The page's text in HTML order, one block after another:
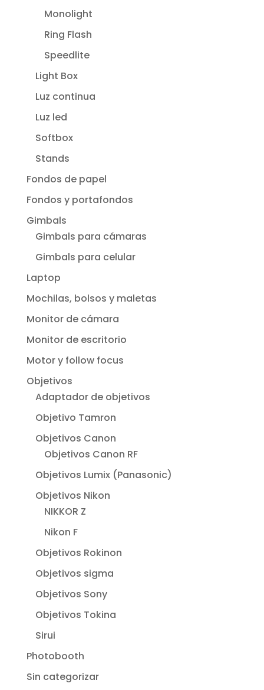
Monolight
Ring Flash
Speedlite
Light Box
Luz continua
Luz led
Softbox
Stands
Fondos de papel
Fondos y portafondos
Gimbals
Gimbals para cámaras
Gimbals para celular
Laptop
Mochilas, bolsos y maletas
Monitor de cámara
Monitor de escritorio
Motor y follow focus
Objetivos
Adaptador de objetivos
Objetivo Tamron
Objetivos Canon
Objetivos Canon RF
Objetivos Lumix (Panasonic)
Objetivos Nikon
NIKKOR Z
Nikon F
Objetivos Rokinon
Objetivos sigma
Objetivos Sony
Objetivos Tokina
Sirui
Photobooth
Sin categorizar